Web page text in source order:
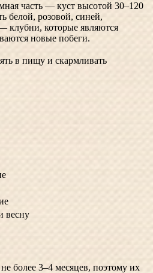
часть — куст высотой 30–120
белой, розовой, синей,
клубни, которые являются
новые побеги.
в пищу и скармливать
весну
более 3–4 месяцев, поэтому их